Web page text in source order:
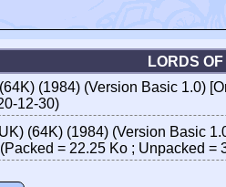
LORDS
(1984) (Version Basic 1.0)
12-30)
(64K) (1984) (Version Basic
= 22.25 Ko ; Unpacked =